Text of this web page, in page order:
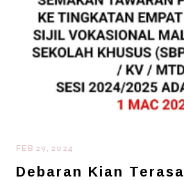
FEB 29, 2024
Debaran Kian Terasa